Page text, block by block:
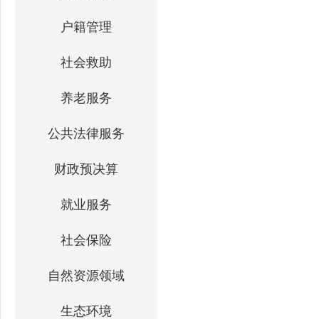
户籍管理
社会救助
养老服务
公共法律服务
财政预决算
就业服务
社会保险
自然资源领域
生态环境